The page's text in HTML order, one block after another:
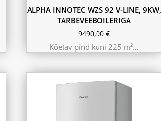
ALPHA INNOTEC WZS 92 V-LINE, 9KW,
TARBEVEEBOILERIGA
9490,00 €
Köetav pind kuni 225 m²…